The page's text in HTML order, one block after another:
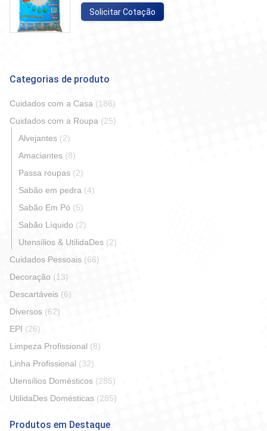
Solicitar Cotação
Categorias de produto
Cuidados com a Casa (186)
Cuidados com a Roupa (25)
Alvejantes (2)
Amaciantes (8)
Passa roupas (2)
Sabão em pedra (4)
Sabão Em Pó (5)
Sabão Líquido (2)
Utensílios & UtilidaDes (2)
Cuidados Pessoais (66)
Decoração (13)
Descartáveis (6)
Diversos (62)
EPI (26)
Limpeza Profissional (8)
Linha Profissional (32)
Utensílios Domésticos (285)
UtilidaDes Domésticas (285)
Produtos em Destaque